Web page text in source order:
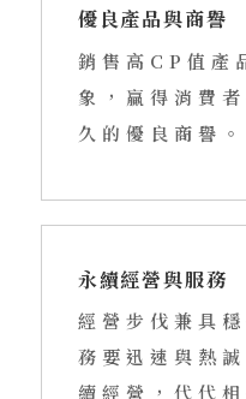
優良產品與商譽
銷售高CP值產
象，贏得消費
久的優良商譽。
永續經營與服務
經營步伐兼具
務要迅速與熱
續經營，代代相